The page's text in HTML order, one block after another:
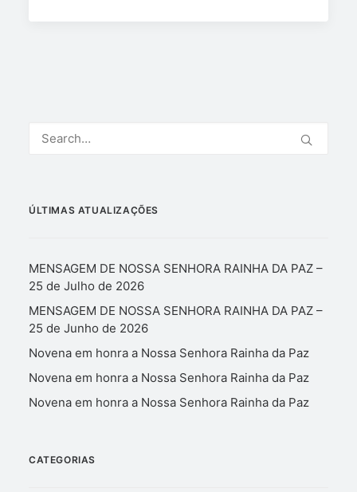
ÚLTIMAS ATUALIZAÇÕES
MENSAGEM DE NOSSA SENHORA RAINHA DA PAZ –
25 de Julho de 2026
MENSAGEM DE NOSSA SENHORA RAINHA DA PAZ –
25 de Junho de 2026
Novena em honra a Nossa Senhora Rainha da Paz
Novena em honra a Nossa Senhora Rainha da Paz
Novena em honra a Nossa Senhora Rainha da Paz
CATEGORIAS